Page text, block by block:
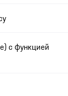
с функцией